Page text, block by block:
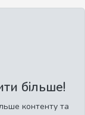
більше!
контенту та